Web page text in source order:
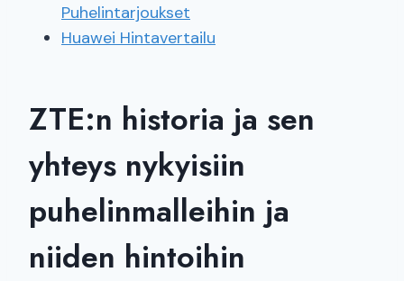
Puhelintarjoukset
Huawei Hintavertailu
ZTE:n historia ja sen
yhteys nykyisiin
puhelinmalleihin ja
niiden hintoihin